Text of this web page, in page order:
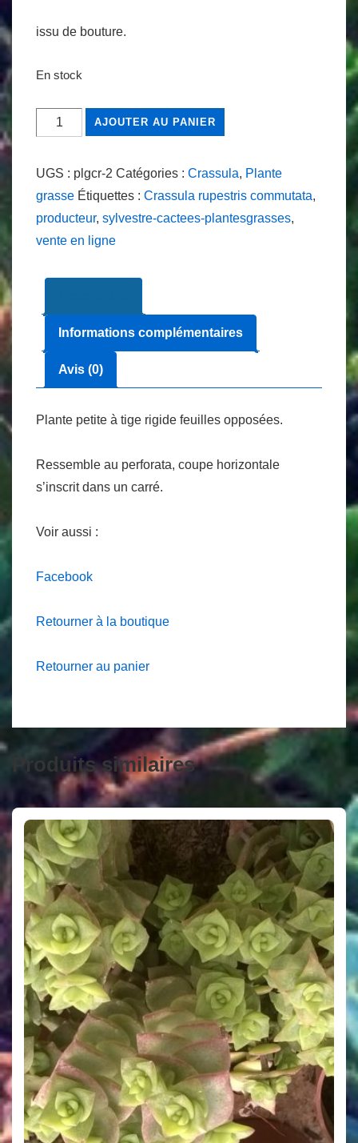
issu de bouture.
En stock
quantité
de
rupestris
cm
AJOUTER AU PANIER
UGS : plgcr-2 Catégories : Crassula, Plante
grasse Étiquettes : Crassula rupestris commutata,
producteur, sylvestre-cactees-plantesgrasses,
vente en ligne
Informations complémentaires
Avis (0)
Plante petite à tige rigide feuilles opposées.
Ressemble au perforata, coupe horizontale
s’inscrit dans un carré.
Voir aussi :
Facebook
Retourner à la boutique
Retourner au panier
Produits similaires